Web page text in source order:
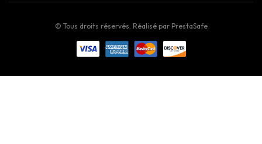
© Tous droits réservés. Réalisé par PrestaSafe